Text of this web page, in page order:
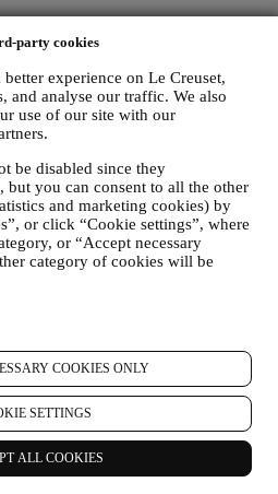
party cookies
experience on Le Creuset,
and analyse our traffic. We also
use of our site with our
be disabled since they
you can consent to all the other
and marketing cookies) by
or click “Cookie settings”, where
or “Accept necessary
category of cookies will be
COOKIES ONLY
SETTINGS
ALL COOKIES
ou lorsque vous nous fournissez de
et vos droits au respect de la vie
8 ci-dessous.
PERSONNELLES ?
aux services d’e-commerce
Creuset Benelux SA, dont le siège
SA, 4 Rue de la Presse, 1000
communications commerciales de
la base de données des
Creuset. Celle-ci est gérée
BENELUX et Group AG, dont le
est Le Creuset SL, numéro de TVA
de responsabilité conjointe
AG la responsabilité de la stratégie
client personnalisée ; (b) aux
et l’implantation de cette
de développer des initiatives
manière indépendante ; (c) à toutes
vos demandes concernant vos droits